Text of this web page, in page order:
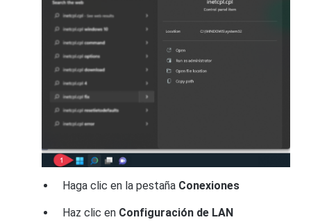
Haga clic en la pestaña Conexiones
Haz clic en Configuración de LAN